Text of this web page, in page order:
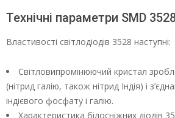
Технічні параметри SМD
Властивості світлодіодів 3528 наступні:
Світловипромінюючий кристал
(нітрид галію, також нітрид Індія) і
індієвого фосфату і галію.
Характеристика білосніжних діодів